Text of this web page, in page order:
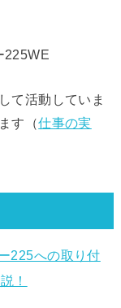
225WE
て活動していま
す（仕事の実
225への取り付
！